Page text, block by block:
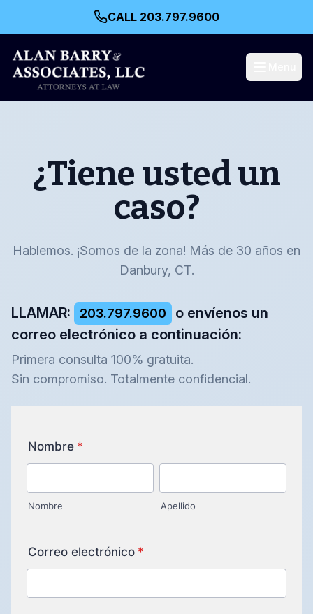
CALL 203.797.9600
¿Tiene usted un
caso?
Hablemos. ¡Somos de la zona! Más de 30 años en
Danbury, CT.
LLAMAR: 203.797.9600
o envíenos un
correo electrónico a continuación:
Primera consulta 100% gratuita.
Sin compromiso. Totalmente confidencial.